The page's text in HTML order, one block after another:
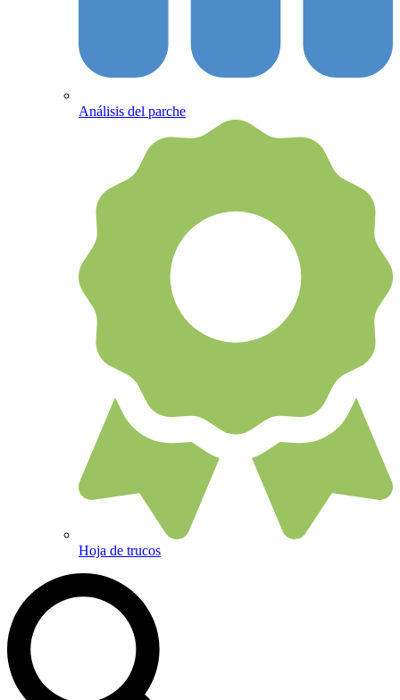
Análisis del parche
Hoja de trucos